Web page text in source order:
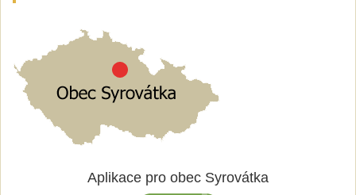
Aplikace pro obec Syrovátka